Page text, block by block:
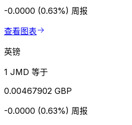
-0.0000 (0.63%) 周报
查看图表
英镑
1 JMD 等于
0.00467902 GBP
-0.0000 (0.63%) 周报